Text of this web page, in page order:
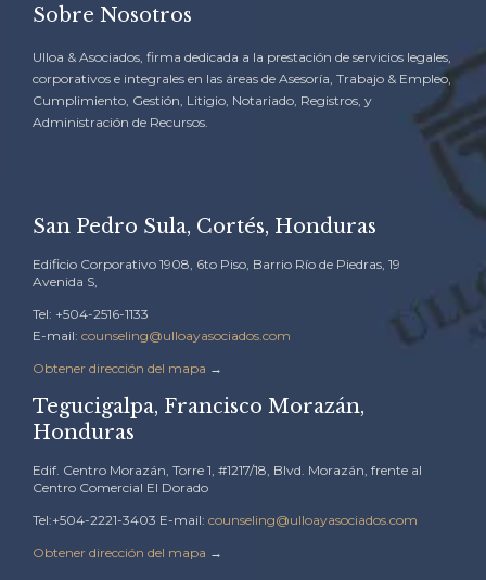
Sobre Nosotros
Ulloa & Asociados, firma dedicada a la prestación de servicios legales,
corporativos e integrales en las áreas de Asesoría, Trabajo & Empleo,
Cumplimiento, Gestión, Litigio, Notariado, Registros, y
Administración de Recursos.
San Pedro Sula, Cortés, Honduras
Edificio Corporativo 1908, 6to Piso, Barrio Río de Piedras, 19
Avenida S,
Tel: +504-2516-1133
E-mail: counseling@ulloayasociados.com
Obtener dirección del mapa →
Tegucigalpa, Francisco Morazán,
Honduras
Edif. Centro Morazán, Torre 1, #1217/18, Blvd. Morazán, frente al
Centro Comercial El Dorado
Tel:+504-2221-3403 E-mail: counseling@ulloayasociados.com
Obtener dirección del mapa →